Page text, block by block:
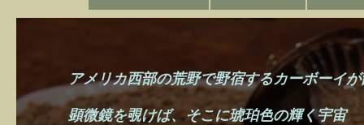
アメリカ西部の荒野で野宿するカーボーイ
顕微鏡を覗けば、そこに琥珀色の輝く宇宙